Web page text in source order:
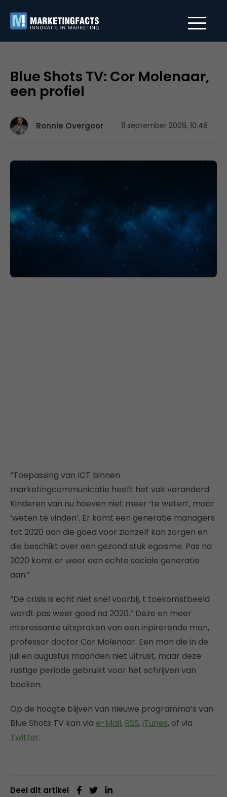
Blue Shots TV: Cor Molenaar,
een profiel
Ronnie Overgoor 11 september 2009, 10:48
“Toepassing van ICT binnen
marketingcommunicatie heeft het vak veranderd.
Kinderen van nu hoeven niet meer ‘te weten’, maar
‘weten te vinden’. Er komt een generatie managers
tot 2020 aan die goed voor zichzelf kan zorgen en
die beschikt over een gezond stuk egoisme. Pas na
2020 komt er weer een echte sociale generatie
aan.”
“De crisis is echt niet snel voorbij, t toekomstbeeld
wordt pas weer goed na 2020.” Deze en meer
interessante uitspraken van een inpirerende man,
professor doctor Cor Molenaar. Een man die in de
juli en augustus maanden niet uitrust, maar deze
rustige periode gebruikt voor het schrijven van
boeken.
Op de hoogte blijven van nieuwe programma’s van
Blue Shots TV kan via e-Mail, RSS, iTunes, of via
Twitter.
Deel dit artikel